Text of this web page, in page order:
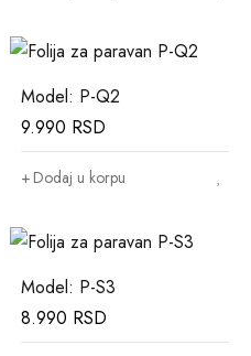
Model: P-Q2
9.990 RSD
Dodaj u korpu
Model: P-S3
8.990 RSD